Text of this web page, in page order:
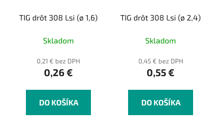
TIG drôt 308 Lsi (ø 1,6)
Skladom
0,21 € bez DPH
0,26 €
DO KOŠÍKA
TIG drôt 308 Lsi (ø 2,4)
Skladom
0,45 € bez DPH
0,55 €
DO KOŠÍKA